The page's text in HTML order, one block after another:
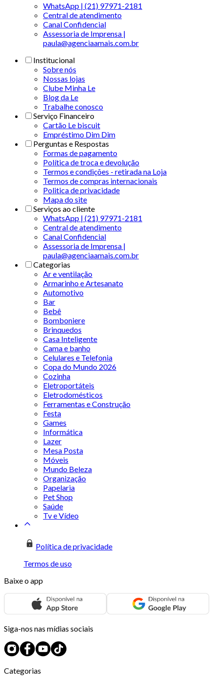
WhatsApp | (21) 97971-2181
Central de atendimento
Canal Confidencial
Assessoria de Imprensa |
paula@agenciaamais.com.br
Institucional
Sobre nós
Nossas lojas
Clube Minha Le
Blog da Le
Trabalhe conosco
Serviço Financeiro
Cartão Le biscuit
Empréstimo Dim Dim
Perguntas e Respostas
Formas de pagamento
Política de troca e devolução
Termos e condições - retirada na Loja
Termos de compras internacionais
Politica de privacidade
Mapa do site
Serviços ao cliente
WhatsApp | (21) 97971-2181
Central de atendimento
Canal Confidencial
Assessoria de Imprensa |
paula@agenciaamais.com.br
Categorias
Ar e ventilação
Armarinho e Artesanato
Automotivo
Bar
Bebê
Bomboniere
Brinquedos
Casa Inteligente
Cama e banho
Celulares e Telefonia
Copa do Mundo 2026
Cozinha
Eletroportáteis
Eletrodomésticos
Ferramentas e Construção
Festa
Games
Informática
Lazer
Mesa Posta
Móveis
Mundo Beleza
Organização
Papelaria
Pet Shop
Saúde
Tv e Vídeo
Política de privacidade
Termos de uso
Baixe o app
Siga-nos nas mídias sociais
Categorias